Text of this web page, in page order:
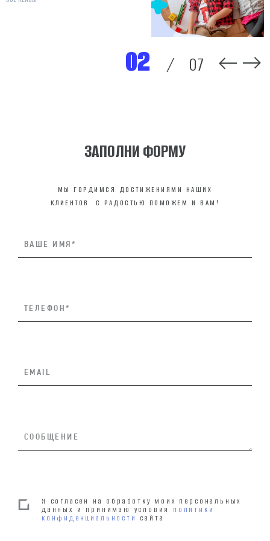
ВСЕ КЕЙСЫ
ВСЕ КЕЙСЫ
ВСЕ КЕЙСЫ
ВСЕ КЕЙСЫ
02 / 07
ЗАПОЛНИ ФОРМУ
МЫ ГОРДИМСЯ ДОСТИЖЕНИЯМИ НАШИХ
КЛИЕНТОВ. С РАДОСТЬЮ ПОМОЖЕМ И ВАМ!
Я согласен на обработку моих персональных
данных и принимаю условия политики
конфиденциальности сайта